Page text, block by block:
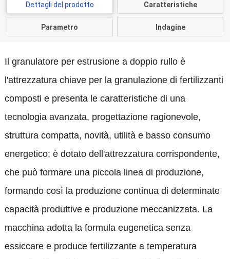
Dettagli del prodotto Caratteristiche
Parametro Indagine
Il granulatore per estrusione a doppio rullo è
l'attrezzatura chiave per la granulazione di fertilizzanti
composti e presenta le caratteristiche di una
tecnologia avanzata, progettazione ragionevole,
struttura compatta, novità, utilità e basso consumo
energetico; è dotato dell'attrezzatura corrispondente,
che può formare una piccola linea di produzione,
formando così la produzione continua di determinate
capacità produttive e produzione meccanizzata. La
macchina adotta la formula eugenetica senza
essiccare e produce fertilizzante a temperatura